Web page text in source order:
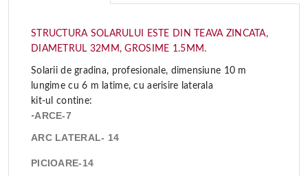
STRUCTURA SOLARULUI ESTE DIN TEAVA ZINCATA,
DIAMETRUL 32MM, GROSIME 1.5MM.
Solarii de gradina, profesionale, dimensiune 10 m
lungime cu 6 m latime, cu aerisire laterala
kit-ul contine:
-ARCE-7
ARC LATERAL- 14
PICIOARE-14